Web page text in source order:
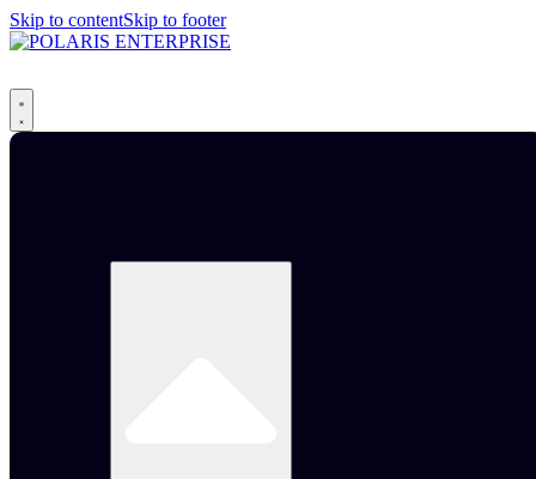
Skip to contentSkip to footer